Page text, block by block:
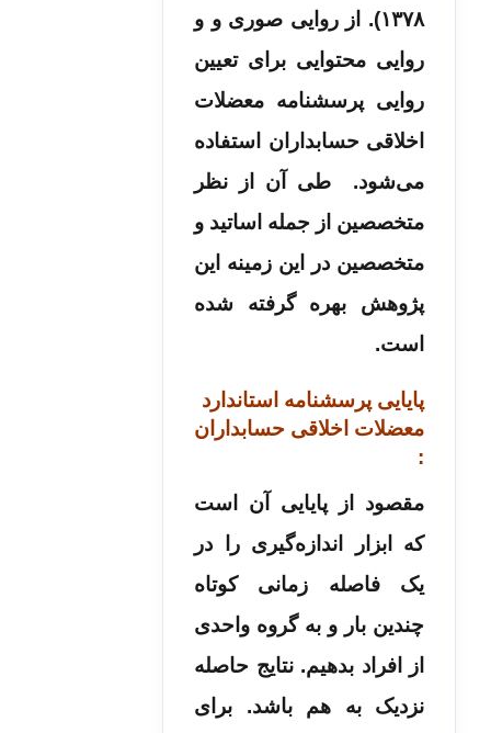
۱۳۷۸). از روایی صوری و و
روایی محتوایی برای تعیین
روایی پرسشنامه معضلات
اخلاقی حسابداران استفاده
می‌شود. طی آن از نظر
متخصصین از جمله اساتید و
متخصصین در این زمینه این
پژوهش بهره گرفته شده
است.
پایایی پرسشنامه استاندارد
معضلات اخلاقی حسابداران
:
مقصود از پایایی آن است
که ابزار اندازه‌گیری را در
یک فاصله زمانی کوتاه
چندین بار و به گروه واحدی
از افراد بدهیم. نتایج حاصله
نزدیک به هم باشد. برای